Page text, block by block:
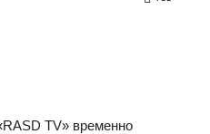
TV» временно